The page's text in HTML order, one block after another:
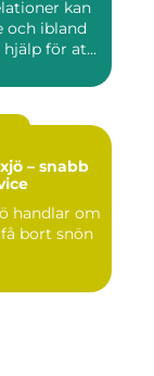
kan
och ibland
för at...
– snabb
handlar om
bort snön